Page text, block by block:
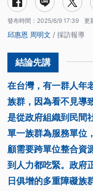
發布時間： 2025/6/9 17:39 更
邱惠恩 周明文 / 採訪報導
在台灣，有一群人年
族群，因為看不見導
是從政府組織到民間
單一族群為服務單位
顧需要跨單位整合資
到人力都吃緊。政府
日俱增的多重障礙族